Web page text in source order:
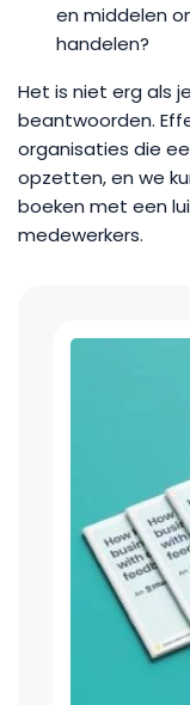
en middelen
handelen?
Het is niet erg als
beantwoorden.
organisaties die
opzetten, en we
boeken met een
medewerkers.